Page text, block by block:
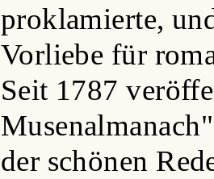
proklamierte,
Vorliebe für
Seit 1787
der schönen